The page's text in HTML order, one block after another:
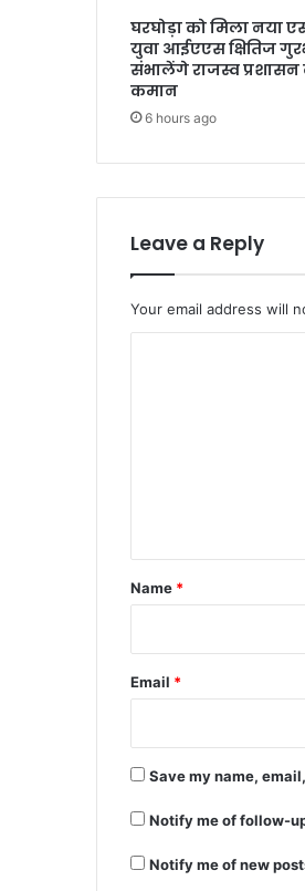
घरघोड़ा को मिला नया
युवा आईएएस क्षितिज
संभालेंगे राजस्व प्रशासन
कमान
6 hours ago
Leave a Reply
Your email address will
*
Name *
Email *
Save my name,
Notify me of follow-
Notify me of new